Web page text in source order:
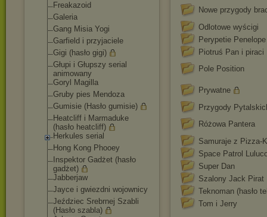
Freakazoid
Galeria
Gang Misia Yogi
Garfield i przyjaciele
Gigi (hasło gigi)
Głupi i Głupszy serial
animowany
Goryl Magilla
Gruby pies Mendoza
Gumisie (Hasło gumisie)
Heatcliff i Marmaduke
(hasło heatcliff)
Herkules serial
Hong Kong Phooey
Inspektor Gadżet (hasło
gadżet)
Jabberjaw
Jayce i gwiezdni wojownicy
Jeździec Srebrnej Szabli
(Hasło szabla)
Nowe przygody
Odlotowe wyścigi
Perypetie
Piotruś Pan i piraci
Pole Position
Prywatne
Przygody
Różowa Pantera
Samuraje z Pizza-
Space Patrol
Super Dan
Szalony Jack Pirat
Teknoman (hasło
Tom i Jerry